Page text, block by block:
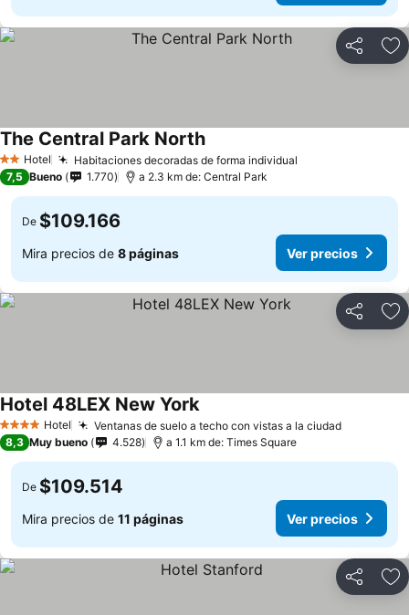
Compartir
2 Estrellas
Hotel Habitaciones decoradas de forma individual
The Central Park NorthVer precios
7,5 Bueno 1.770 a 2.3 km de: Central Park
De $109.166
Mira precios de 8 páginas Ver precios
Compartir
4 EstrellasHotel Ventanas de suelo a techo con vistas a la ciudadVer
Hotel 48LEX New YorkVer precios
8,3 Muy bueno 4.528 a 1.1 km de: Times Square
De $109.514
Mira precios de 11 páginas Ver precios
Compartir